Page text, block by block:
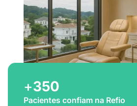
+350
Pacientes confiam na Refio